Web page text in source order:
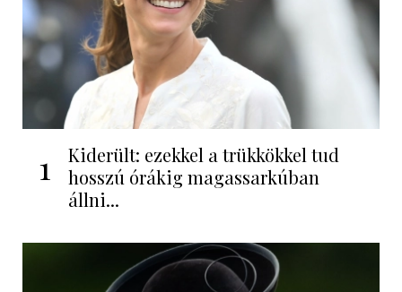
1
Kiderült: ezekkel a trükkökkel tud
hosszú órákig magassarkúban
állni...